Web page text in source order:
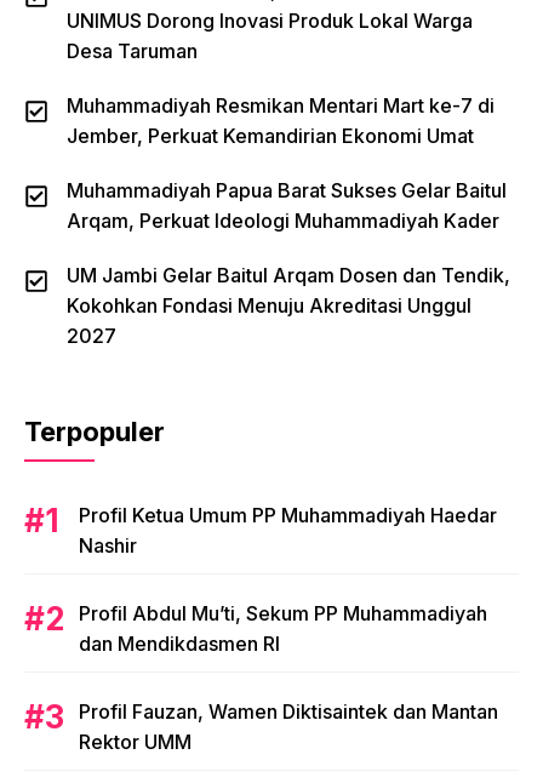
UNIMUS Dorong Inovasi Produk Lokal Warga
Desa Taruman
Muhammadiyah Resmikan Mentari Mart ke-7 di
Jember, Perkuat Kemandirian Ekonomi Umat
Muhammadiyah Papua Barat Sukses Gelar Baitul
Arqam, Perkuat Ideologi Muhammadiyah Kader
UM Jambi Gelar Baitul Arqam Dosen dan Tendik,
Kokohkan Fondasi Menuju Akreditasi Unggul
2027
Terpopuler
Profil Ketua Umum PP Muhammadiyah Haedar
Nashir
Profil Abdul Mu’ti, Sekum PP Muhammadiyah
dan Mendikdasmen RI
Profil Fauzan, Wamen Diktisaintek dan Mantan
Rektor UMM